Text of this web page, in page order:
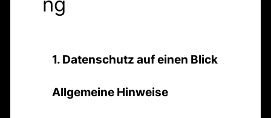
1. Datenschutz auf einen Blick
Allgemeine Hinweise